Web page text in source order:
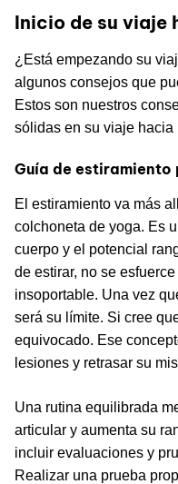
Inicio de su viaje
¿Está empezando su
algunos consejos que
Estos son nuestros
sólidas en su viaje
Guía de
El estiramiento va más
colchoneta de yoga. Es
cuerpo y el potencial
de estirar, no se
insoportable. Una vez
será su límite. Si cree
equivocado. Ese
lesiones y retrasar su
Una rutina equilibrada
articular y aumenta su
incluir evaluaciones y
Realizar una prueba